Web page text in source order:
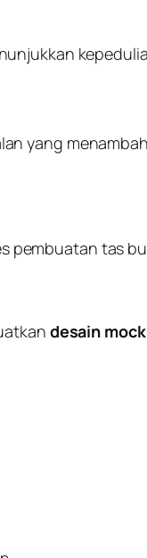
yang
pembuatan tas
desain